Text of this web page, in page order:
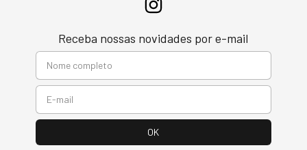
Receba nossas novidades por e-mail